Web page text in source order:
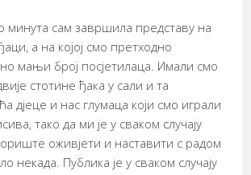
минута сам завршила представу на
а на којој смо претходно
мањи број посјетилаца. Имали смо
стотине ђака у сали и та
дјеце и нас глумаца који смо играли
тако да ми је у сваком случају
оживјети и наставити с радом
некада. Публика је у сваком случају